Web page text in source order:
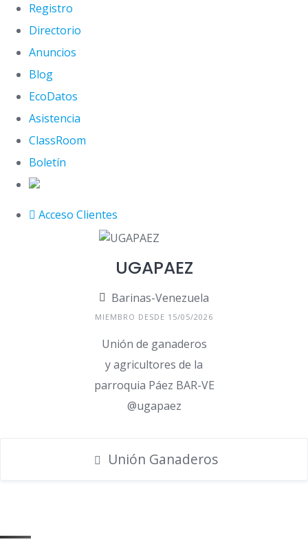
Registro
Directorio
Anuncios
Blog
EcoDatos
Asistencia
ClassRoom
Boletín
Acceso Clientes
UGAPAEZ
Barinas-Venezuela
MIEMBRO DESDE 15/05/2026
Unión de ganaderos
y agricultores de la
parroquia Páez BAR-VE
@ugapaez
Unión Ganaderos